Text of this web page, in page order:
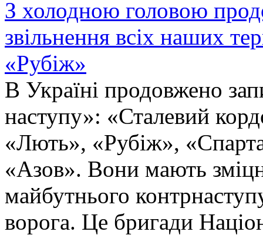
З холодною головою
звільнення всіх наших
«Рубіж»
В Україні продовжено
наступу»: «Сталевий
«Лють», «Рубіж»,
«Азов». Вони мають
майбутнього
ворога. Це бригади